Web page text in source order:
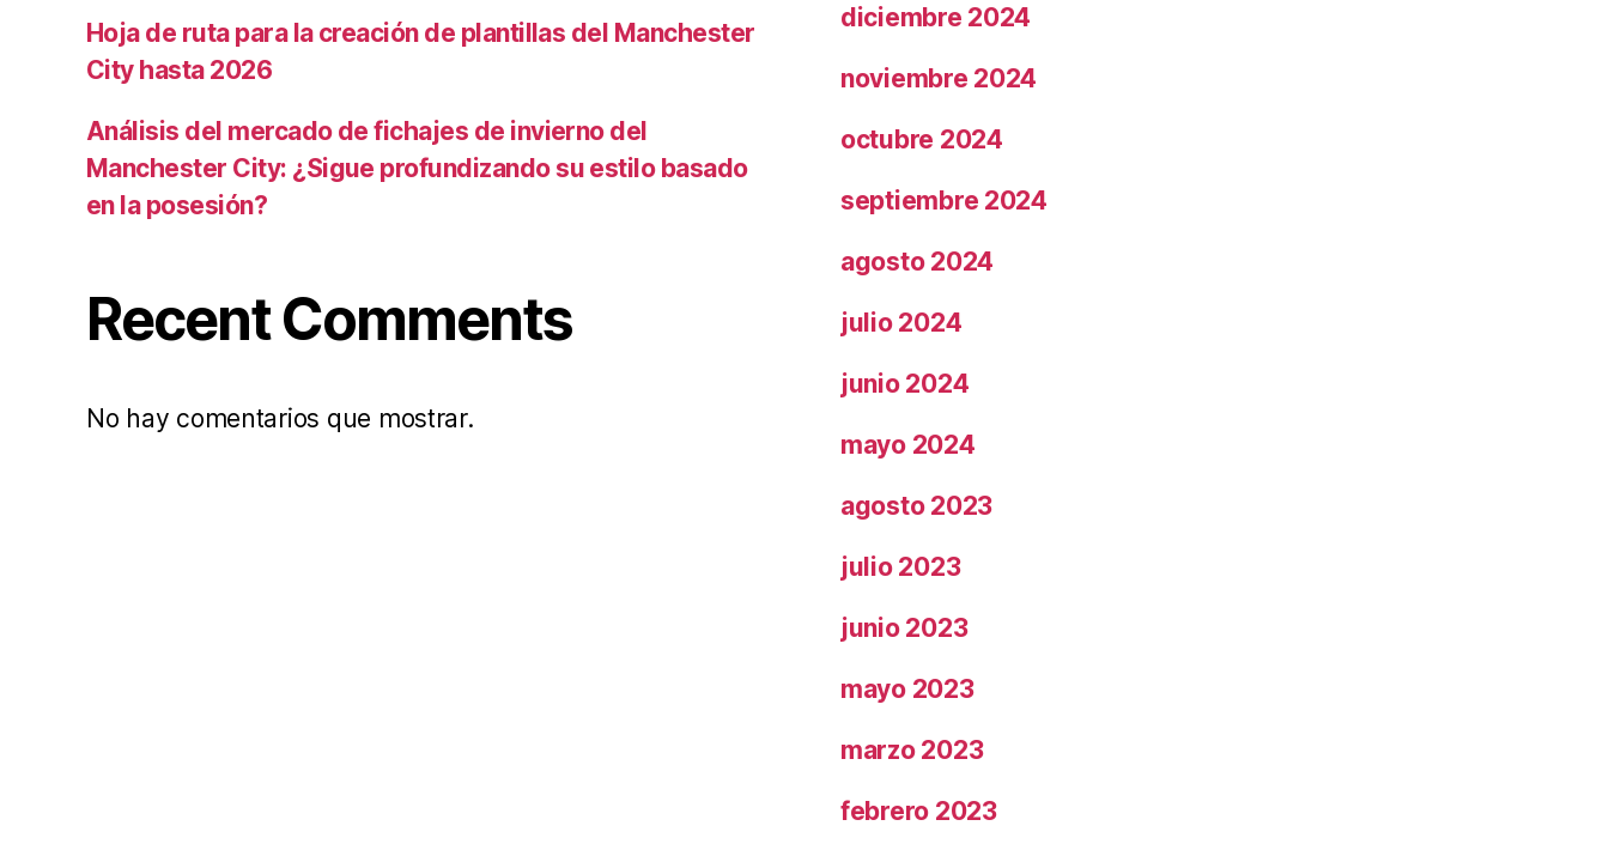
Hoja de ruta para la creación de plantillas del Manchester
City hasta 2026
Análisis del mercado de fichajes de invierno del
Manchester City: ¿Sigue profundizando su estilo basado
en la posesión?
Recent Comments
No hay comentarios que mostrar.
diciembre 2024
noviembre 2024
octubre 2024
septiembre 2024
agosto 2024
julio 2024
junio 2024
mayo 2024
agosto 2023
julio 2023
junio 2023
mayo 2023
marzo 2023
febrero 2023